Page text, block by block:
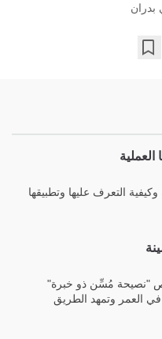
بدران
التعرف عليها وتطبيقها
نَّص "نصيحة مُسِّن ذو خبرة"
في العمر وتمهد الطريق